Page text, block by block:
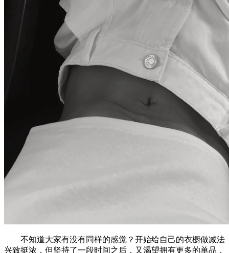
不知道大家有没有同样的感觉？开始给自己的衣橱做减法
兴致挺浓，但坚持了一段时间之后，又渴望拥有更多的单品，